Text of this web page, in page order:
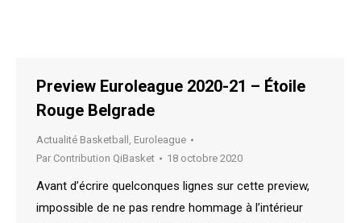
Preview Euroleague 2020-21 – Étoile
Rouge Belgrade
Actualité Basketball , Euroleague
Par Contribution QiBasket 18 octobre 2020
Avant d’écrire quelconques lignes sur cette preview,
impossible de ne pas rendre hommage à l’intérieur